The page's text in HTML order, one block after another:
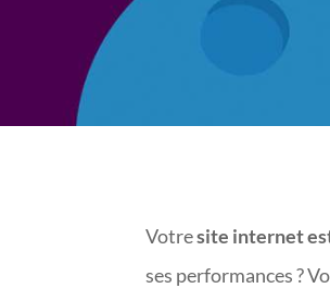
Votresite internet
ses performances ?